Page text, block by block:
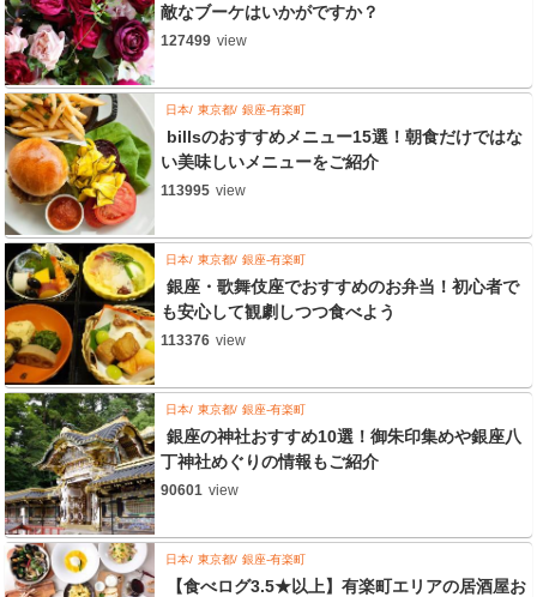
敵なブーケはいかがですか？
127499 view
日本 東京都 銀座-有楽町
billsのおすすめメニュー15選！朝食だけではな
い美味しいメニューをご紹介
113995 view
日本 東京都 銀座-有楽町
銀座・歌舞伎座でおすすめのお弁当！初心者で
も安心して観劇しつつ食べよう
113376 view
日本 東京都 銀座-有楽町
銀座の神社おすすめ10選！御朱印集めや銀座八
丁神社めぐりの情報もご紹介
90601 view
日本 東京都 銀座-有楽町
【食べログ3.5★以上】有楽町エリアの居酒屋お